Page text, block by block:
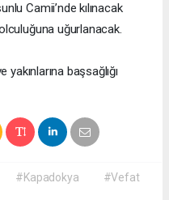
Camii’nde kılınacak
uğurlanacak.
başsağlığı
#Kapadokya
#Vefat